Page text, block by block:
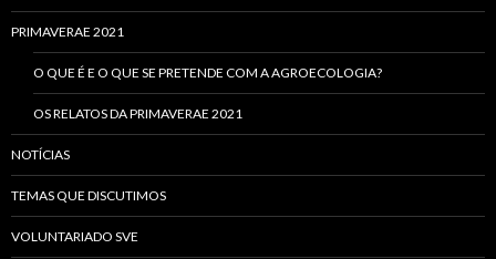
PRIMAVERAE 2021
O QUE É E O QUE SE PRETENDE COM A AGROECOLOGIA?
OS RELATOS DA PRIMAVERAE 2021
NOTÍCIAS
TEMAS QUE DISCUTIMOS
VOLUNTARIADO SVE